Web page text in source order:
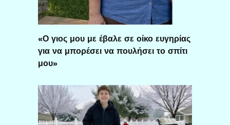
«Ο γιος μου με έβαλε σε οίκο ευγηρίας
για να μπορέσει να πουλήσει το σπίτι
μου»